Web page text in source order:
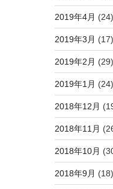
2019年4月 (24)
2019年3月 (17)
2019年2月 (29)
2019年1月 (24)
2018年12月
2018年11月
2018年10月
2018年9月 (18)